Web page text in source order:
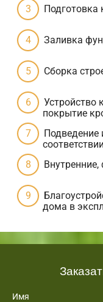
Подготовка
Заливка
Сборка
Устройство
покрытие
Подведение
дома в
Имя